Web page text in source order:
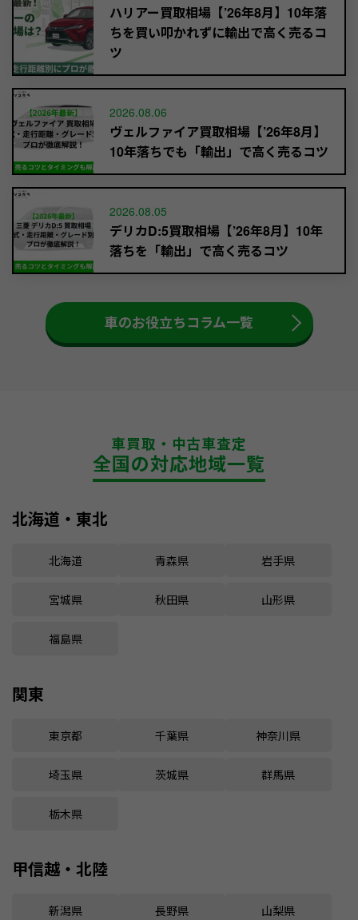
ハリアー買取相場【’26年8月】10年落
ちを買い叩かれずに輸出で高く売るコ
ツ
2026.08.06
ヴェルファイア買取相場【’26年8月】
10年落ちでも「輸出」で高く売るコツ
2026.08.05
デリカD:5買取相場【’26年8月】10年
落ちを「輸出」で高く売るコツ
車のお役立ちコラム一覧
車買取・中古車査定
全国の対応地域一覧
北海道・東北
北海道 青森県 岩手県
宮城県 秋田県 山形県
福島県
関東
東京都 千葉県 神奈川県
埼玉県 茨城県 群馬県
栃木県
甲信越・北陸
新潟県 長野県 山梨県